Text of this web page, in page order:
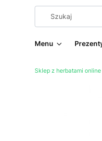
Menu
Sklep z herbatami